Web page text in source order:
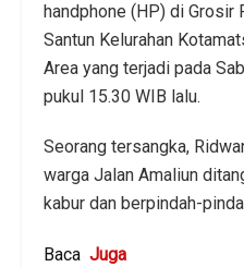
handphone (HP) di Grosir
Santun Kelurahan
Area yang terjadi pada
pukul 15.30 WIB lalu.
Seorang tersangka,
warga Jalan Amaliun
kabur dan berpindah-
Baca Juga